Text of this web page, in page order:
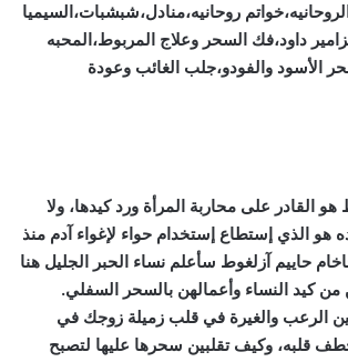
روحانيه،منادل،شبشبات،السيميا
داود،فك السحر وعلاج المربوط،المحبه
الأسود والفودو،جلب الغائب وعودة
القادر على محاربة المرأة ورد كيدها، ولا
هو الذي إستطاع إستخدام حواء لإغواء آدم منذ
حاييم آزلغوط سأعلم نساء الحبر الجليل هنا
كيد النساء وأعمالهن بالسحر السفلي.
الرعب والغيرة في قلب زميلة زوجك في
قلبه، وكيف تقلبين سحرها عليها لتصبح